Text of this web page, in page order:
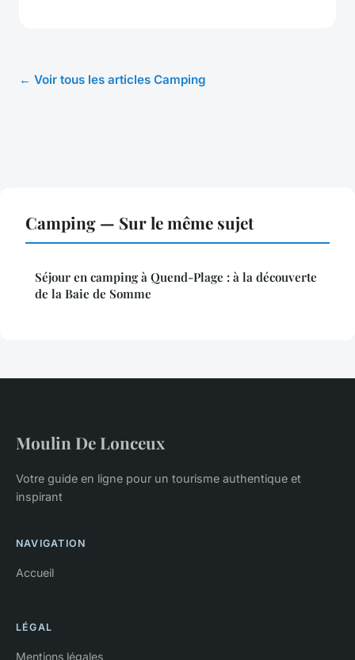
← Voir tous les articles Camping
Camping — Sur le même sujet
Séjour en camping à Quend-Plage : à la découverte
de la Baie de Somme
Moulin De Lonceux
Votre guide en ligne pour un tourisme authentique et
inspirant
NAVIGATION
Accueil
LÉGAL
Mentions légales